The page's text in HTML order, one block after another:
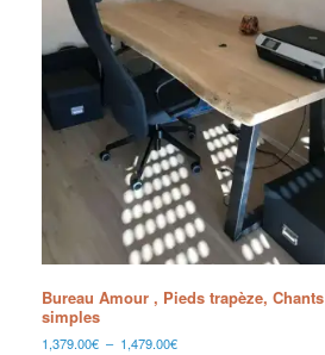
Bureau Amour , Pieds trapèze, Chants
simples
1,379.00€ – 1,479.00€